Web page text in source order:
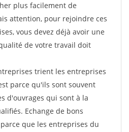
plus facilement de
attention, pour rejoindre ces
vous devez déjà avoir une
de votre travail doit
trient les entreprises
parce qu'ils sont souvent
d'ouvrages qui sont à la
Echange de bons
que les entreprises du